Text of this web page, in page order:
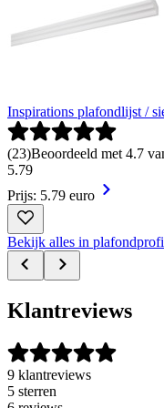
Inspirations plafondlijst /
(23)Beoordeeld met 4.7
5.79
Prijs: 5.79 euro
Bekijk alles in
Klantreviews
9 klantreviews
5 sterren